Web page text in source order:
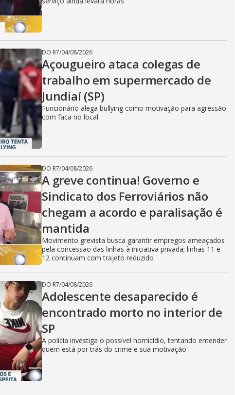
DO R7/04/08/2026
Açougueiro ataca colegas de
trabalho em supermercado de
Jundiaí (SP)
Funcionário alega bullying como motivação para agressão
com faca no local
DO R7/04/08/2026
A greve continua! Governo e
Sindicato dos Ferroviários não
chegam a acordo e paralisação é
mantida
Movimento grevista busca garantir empregos ameaçados
pela concessão das linhas à iniciativa privada; linhas 11 e
12 continuam com trajeto reduzido
DO R7/04/08/2026
Adolescente desaparecido é
encontrado morto no interior de
SP
A polícia investiga o possível homicídio, tentando entender
quem está por trás do crime e sua motivação